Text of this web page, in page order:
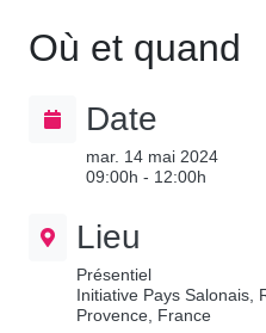
Où et quand
Date
mar. 14 mai 2024
09:00h - 12:00h
Lieu
Présentiel
Initiative Pays
Provence, France